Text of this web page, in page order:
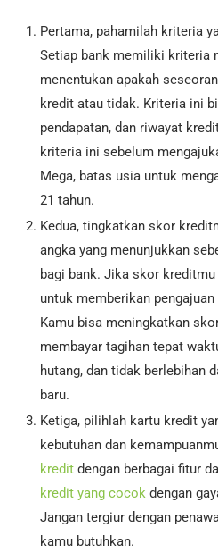
Pertama, pahamilah kriteria
Setiap bank memiliki kriteria
menentukan apakah
kredit atau tidak. Kriteria ini
pendapatan, dan riwayat
kriteria ini sebelum
Mega, batas usia untuk
21 tahun.
Kedua, tingkatkan skor
angka yang menunjukkan
bagi bank. Jika skor
untuk memberikan
Kamu bisa meningkatkan
membayar tagihan tepat
hutang, dan tidak berlebihan
baru.
Ketiga, pilihlah kartu kredit
kebutuhan dan
kredit dengan berbagai fitur
kredit yang cocok dengan
Jangan tergiur dengan
kamu butuhkan.